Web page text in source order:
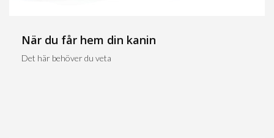
När du får hem din kanin
Det här behöver du veta